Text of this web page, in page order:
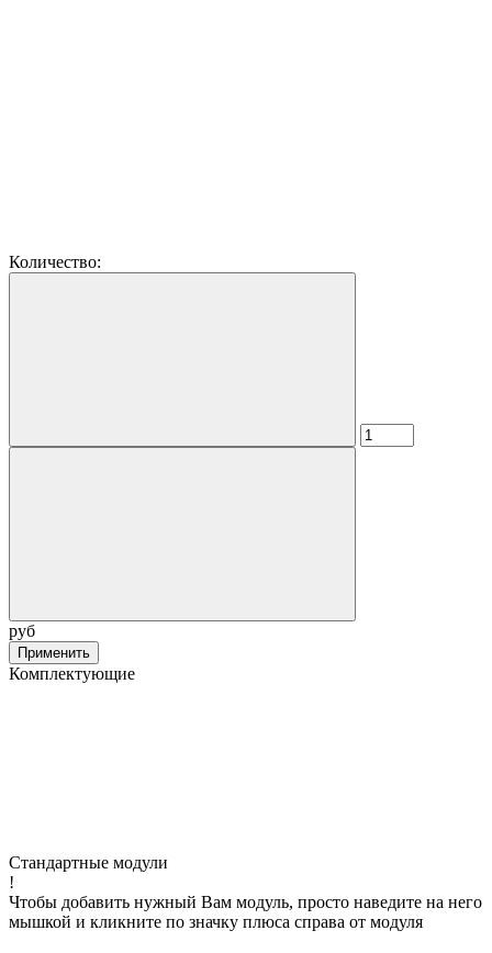
Количество:
руб
Применить
Комплектующие
Стандартные модули
!
Чтобы добавить нужный Вам модуль, просто наведите на него
мышкой и кликните по значку плюса справа от модуля